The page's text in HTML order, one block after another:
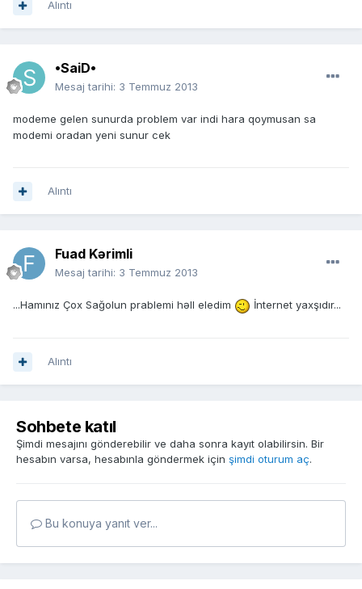
Alıntı
•SaiD•
Mesaj tarihi: 3 Temmuz 2013
modeme gelen sunurda problem var indi hara qoymusan sa
modemi oradan yeni sunur cek
Alıntı
Fuad Kərimli
Mesaj tarihi: 3 Temmuz 2013
...Hamınız Çox Sağolun prablemi həll eledim İnternet yaxşıdır...
Alıntı
Sohbete katıl
Şimdi mesajını gönderebilir ve daha sonra kayıt olabilirsin. Bir
hesabın varsa, hesabınla göndermek için şimdi oturum aç.
Bu konuya yanıt ver...